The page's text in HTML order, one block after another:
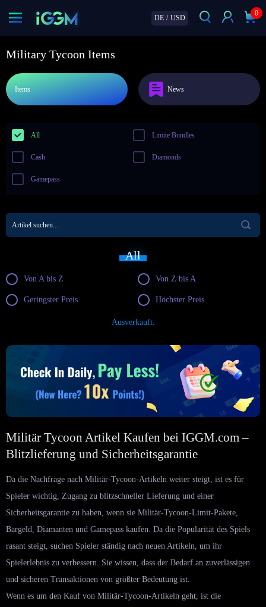
DE / USD
0
Military Tycoon Items
Items News
All Limite Bundles
Cash Diamonds
Gamepass
All
Von A bis Z Von Z bis A
Geringster Preis Höchster Preis
Ausverkauft.
Militär Tycoon Artikel Kaufen bei IGGM.com –
Blitzlieferung und Sicherheitsgarantie
Da die Nachfrage nach Militär-Tycoon-Artikeln weiter steigt, ist es für
Spieler wichtig, Zugang zu blitzschneller Lieferung und einer
Sicherheitsgarantie zu haben, wenn sie Militär-Tycoon-Limit-Pakete,
Bargeld, Diamanten und Gamepass kaufen. Da die Popularität des Spiels
rasant steigt, suchen Spieler ständig nach neuen Artikeln, um ihr
Spielerlebnis zu verbessern. Sie wissen, dass der Bedarf an zuverlässigen
und sicheren Transaktionen von größter Bedeutung ist.
Wenn es um den Kauf von Militär-Tycoon-Artikeln geht, ist die